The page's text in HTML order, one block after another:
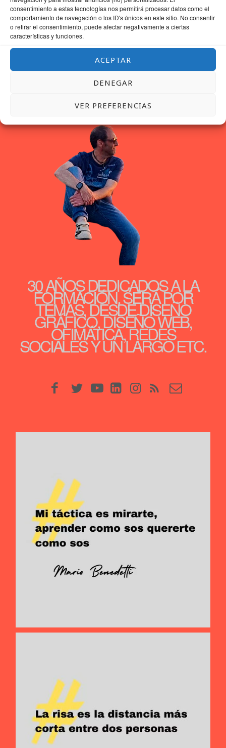
consentimiento a estas tecnologías nos permitirá procesar datos como el
comportamiento de navegación o los ID's únicos en este sitio. No consentir
o retirar el consentimiento, puede afectar negativamente a ciertas
características y funciones.
ACEPTAR
DENEGAR
VER PREFERENCIAS
30 AÑOS DEDICADOS A LA
FORMACIÓN, SERÁ POR
TEMAS, DESDE DISEÑO
GRÁFICO, DISEÑO WEB,
OFIMÁTICA, REDES
SOCIALES Y UN LARGO ETC.